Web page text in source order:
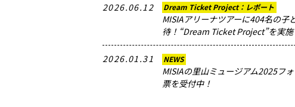
2026.06.12 Dream Ticket Project：レポート
MISIAアリーナツアーに404名の子
待！“Dream Ticket Project”を実施
2026.01.31 NEWS
MISIAの里山ミュージアム2025フ
票を受付中！